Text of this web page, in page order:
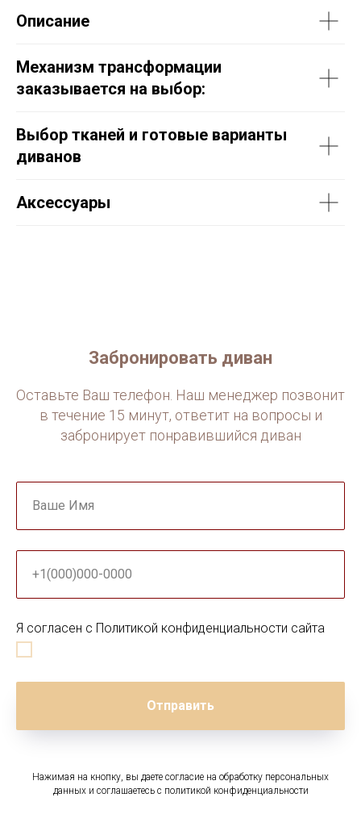
Описание
Механизм трансформации
заказывается на выбор:
Выбор тканей и готовые варианты
диванов
Аксессуары
Забронировать диван
Оставьте Ваш телефон. Наш менеджер позвонит
в течение 15 минут, ответит на вопросы и
забронирует понравившийся диван
Ваше Имя
+1(000)000-0000
Я согласен с Политикой конфиденциальности сайта
Отправить
Нажимая на кнопку, вы даете согласие на обработку персональных
данных и соглашаетесь c политикой конфиденциальности